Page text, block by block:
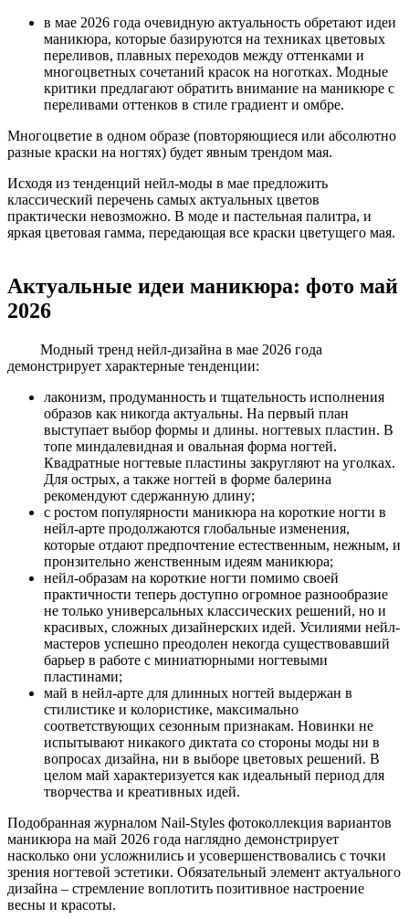
в мае 2026 года очевидную актуальность обретают идеи
маникюра, которые базируются на техниках цветовых
переливов, плавных переходов между оттенками и
многоцветных сочетаний красок на ноготках. Модные
критики предлагают обратить внимание на маникюре с
переливами оттенков в стиле градиент и омбре.
Многоцветие в одном образе (повторяющиеся или абсолютно
разные краски на ногтях) будет явным трендом мая.
Исходя из тенденций нейл-моды в мае предложить
классический перечень самых актуальных цветов
практически невозможно. В моде и пастельная палитра, и
яркая цветовая гамма, передающая все краски цветущего мая.
Актуальные идеи маникюра: фото май
2026
Модный тренд нейл-дизайна в мае 2026 года
демонстрирует характерные тенденции:
лаконизм, продуманность и тщательность исполнения
образов как никогда актуальны. На первый план
выступает выбор формы и длины. ногтевых пластин. В
топе миндалевидная и овальная форма ногтей.
Квадратные ногтевые пластины закругляют на уголках.
Для острых, а также ногтей в форме балерина
рекомендуют сдержанную длину;
с ростом популярности маникюра на короткие ногти в
нейл-арте продолжаются глобальные изменения,
которые отдают предпочтение естественным, нежным, и
пронзительно женственным идеям маникюра;
нейл-образам на короткие ногти помимо своей
практичности теперь доступно огромное разнообразие
не только универсальных классических решений, но и
красивых, сложных дизайнерских идей. Усилиями нейл-
мастеров успешно преодолен некогда существовавший
барьер в работе с миниатюрными ногтевыми
пластинами;
май в нейл-арте для длинных ногтей выдержан в
стилистике и колористике, максимально
соответствующих сезонным признакам. Новинки не
испытывают никакого диктата со стороны моды ни в
вопросах дизайна, ни в выборе цветовых решений. В
целом май характеризуется как идеальный период для
творчества и креативных идей.
Подобранная журналом Nail-Styles фотоколлекция вариантов
маникюра на май 2026 года наглядно демонстрирует
насколько они усложнились и усовершенствовались с точки
зрения ногтевой эстетики. Обязательный элемент актуального
дизайна – стремление воплотить позитивное настроение
весны и красоты.